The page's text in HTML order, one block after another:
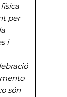
per
i
són